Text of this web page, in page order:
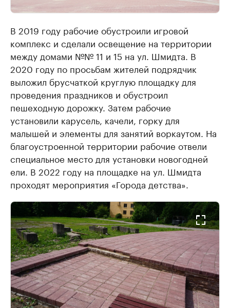
В 2019 году рабочие обустроили игровой
комплекс и сделали освещение на территории
между домами №№ 11 и 15 на ул. Шмидта. В
2020 году по просьбам жителей подрядчик
выложил брусчаткой круглую площадку для
проведения праздников и обустроил
пешеходную дорожку. Затем рабочие
установили карусель, качели, горку для
малышей и элементы для занятий воркаутом. На
благоустроенной территории рабочие отвели
специальное место для установки новогодней
ели. В 2022 году на площадке на ул. Шмидта
проходят мероприятия «Города детства».